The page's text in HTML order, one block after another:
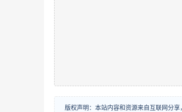
版权声明：本站内容和资源来自互联网分